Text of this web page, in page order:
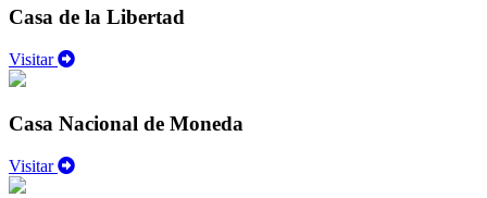
Casa de la Libertad
Visitar
Casa Nacional de Moneda
Visitar